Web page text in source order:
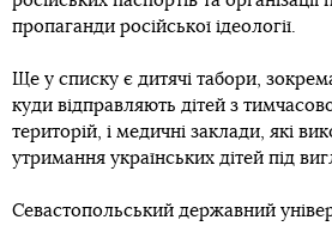
пропаганди російської ідеології.
Ще у списку є дитячі табори,
куди відправляють дітей з
територій, і медичні заклади, які
утримання українських дітей під
Севастопольський державний